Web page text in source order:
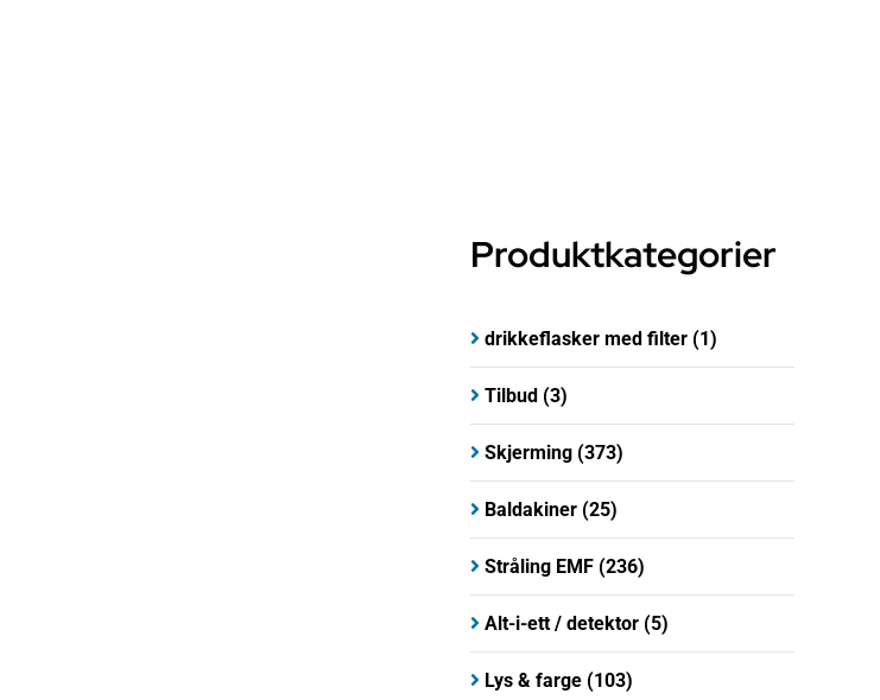
Produktkategorier
drikkeflasker med filter (1)
Tilbud (3)
Skjerming (373)
Baldakiner (25)
Stråling EMF (236)
Alt-i-ett / detektor (5)
Lys & farge (103)